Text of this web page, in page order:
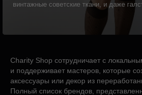
винтажные советские ткани, и даже
Charity Shop сотрудничает с
и поддерживает мастеров, которые
аксессуары или декор из
Полный список брендов,